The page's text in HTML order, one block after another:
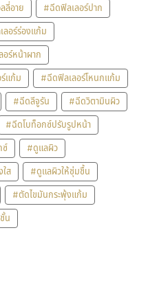
ลี่อาย
#ฉีดฟิลเลอร์ปาก
อร์ร่องแก้ม
ร์หน้าผาก
แก้ม
#ฉีดฟิลเลอร์โหนกแก้ม
#ฉีดลีจูรัน
#ฉีดวิตามินผิว
#ฉีดโบท็อกซ์ปรับรูปหน้า
ซ์
#ดูแลผิว
ส
#ดูแลผิวให้ชุ่มชื้น
#ตัดไขมันกระพุ้งแก้ม
น